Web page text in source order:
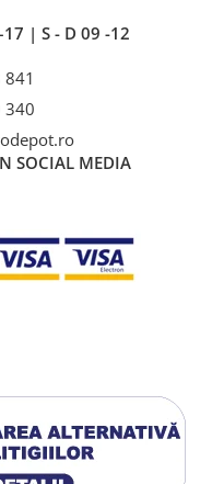
| S - D 09 -12
340
SOCIAL MEDIA